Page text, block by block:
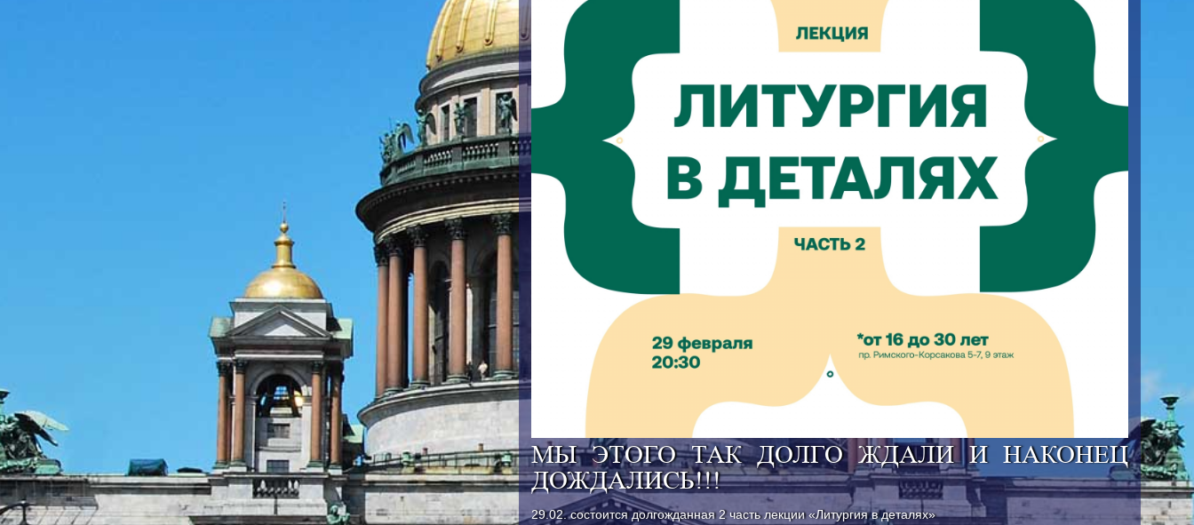
МЫ ЭТОГО ТАК ДОЛГО ЖДАЛИ И НАКОНЕЦ
ДОЖДАЛИСЬ!!!
29.02. состоится долгожданная 2 часть лекции «Литургия в деталях»